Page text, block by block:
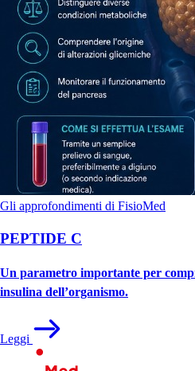
Gli approfondimenti di FisioMed
PEPTIDE C
Un parametro importante per
insulina dell’organismo.
Leggi